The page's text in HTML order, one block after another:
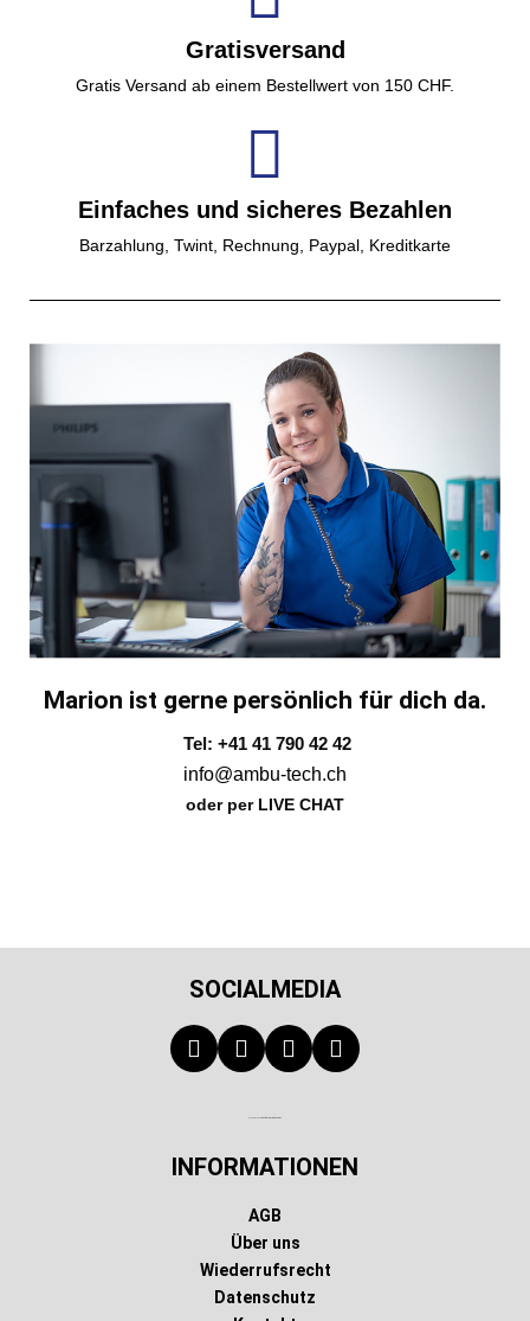
Gratisversand
Gratis Versand ab einem Bestellwert von 150 CHF.
Einfaches und sicheres Bezahlen
Barzahlung, Twint, Rechnung, Paypal, Kreditkarte
Marion ist gerne persönlich für dich da.
Tel: +41 41 790 42 42
info@ambu-tech.ch
oder per LIVE CHAT
SOCIALMEDIA
INFORMATIONEN
AGB
Über uns
Wiederrufsrecht
Datenschutz